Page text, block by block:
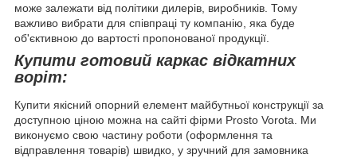
може залежати від політики дилерів, виробників. Тому
важливо вибрати для співпраці ту компанію, яка буде
об'єктивною до вартості пропонованої продукції.
Купити готовий каркас відкатних
воріт:
Купити якісний опорний елемент майбутньої конструкції за
доступною ціною можна на сайті фірми Prosto Vorota. Ми
виконуємо свою частину роботи (оформлення та
відправлення товарів) швидко, у зручний для замовника